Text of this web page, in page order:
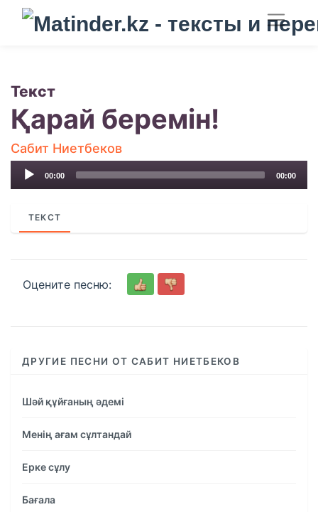
Текст
Қарай беремін!
Сабит Ниетбеков
Audio
00:00 00:00
ТЕКСТ
Оцените песню:
ДРУГИЕ ПЕСНИ ОТ САБИТ НИЕТБЕКОВ
Шәй құйғаның әдемі
Менің ағам сұлтандай
Ерке сұлу
Бағала